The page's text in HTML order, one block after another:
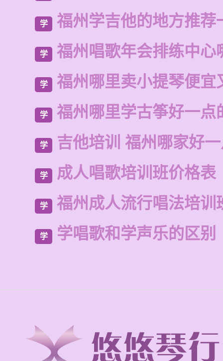
学 福州学吉他的地方推荐
学 福州唱歌年会排练中心
学 福州哪里卖小提琴便宜
学 福州哪里学古筝好一点
学 吉他培训 福州哪家好
学 成人唱歌培训班价格表
学 福州成人流行唱法培训
学 学唱歌和学声乐的区别